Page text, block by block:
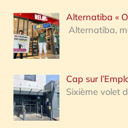
Alternatiba «
Alternatiba,
Cap sur
Sixième volet